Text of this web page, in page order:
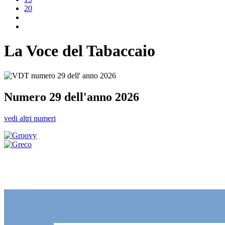
20
La Voce del Tabaccaio
Numero 29 dell'anno 2026
vedi altri numeri